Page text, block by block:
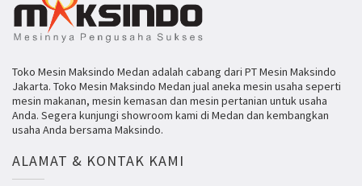
Toko Mesin Maksindo Medan adalah cabang dari PT Mesin Maksindo
Jakarta. Toko Mesin Maksindo Medan jual aneka mesin usaha seperti
mesin makanan, mesin kemasan dan mesin pertanian untuk usaha
Anda. Segera kunjungi showroom kami di Medan dan kembangkan
usaha Anda bersama Maksindo.
ALAMAT & KONTAK KAMI